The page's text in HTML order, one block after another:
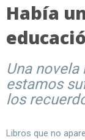
Había
Una
estamos
los
Libros que no